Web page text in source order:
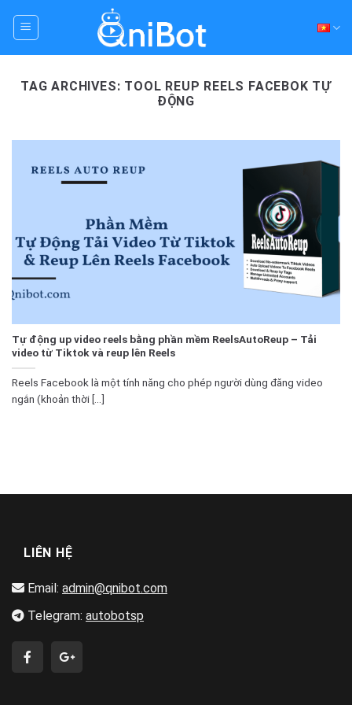
TAG ARCHIVES: TOOL REUP REELS FACEBOK TỰ
ĐỘNG
Tự động up video reels bằng phần mềm ReelsAutoReup – Tải
video từ Tiktok và reup lên Reels
Reels Facebook là một tính năng cho phép người dùng đăng video
ngắn (khoản thời [...]
LIÊN HỆ
Email: admin@qnibot.com
Telegram: autobotsp